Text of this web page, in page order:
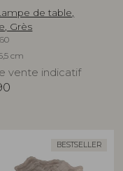
de table,
Grès
cm
vente indicatif
BESTSELLER